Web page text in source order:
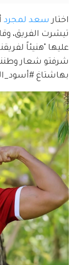
اختار سعد لمجرد
تيشرت الفريق،
عليها "هنيئاً
شرفتو شعار وطننا
بهاشتاغ